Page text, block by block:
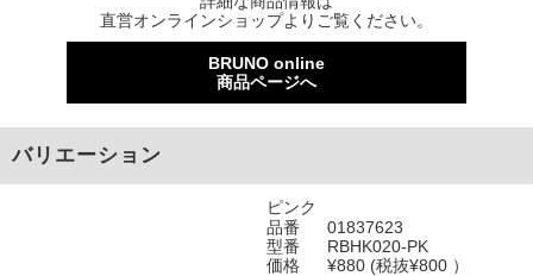
直営オンラインショップよりご覧ください。
BRUNO online
商品ページへ
バリエーション
ピンク
品番
01837623
型番
RBHK020-PK
価格
¥880 (税抜¥800 ）